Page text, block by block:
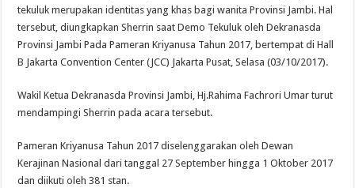
tekuluk merupakan identitas yang khas bagi wanita Provinsi Jambi. Hal
tersebut, diungkapkan Sherrin saat Demo Tekuluk oleh Dekranasda
Provinsi Jambi Pada Pameran Kriyanusa Tahun 2017, bertempat di Hall
B Jakarta Convention Center (JCC) Jakarta Pusat, Selasa (03/10/2017).
Wakil Ketua Dekranasda Provinsi Jambi, Hj.Rahima Fachrori Umar turut
mendampingi Sherrin pada acara tersebut.
Pameran Kriyanusa Tahun 2017 diselenggarakan oleh Dewan
Kerajinan Nasional dari tanggal 27 September hingga 1 Oktober 2017
dan diikuti oleh 381 stan.